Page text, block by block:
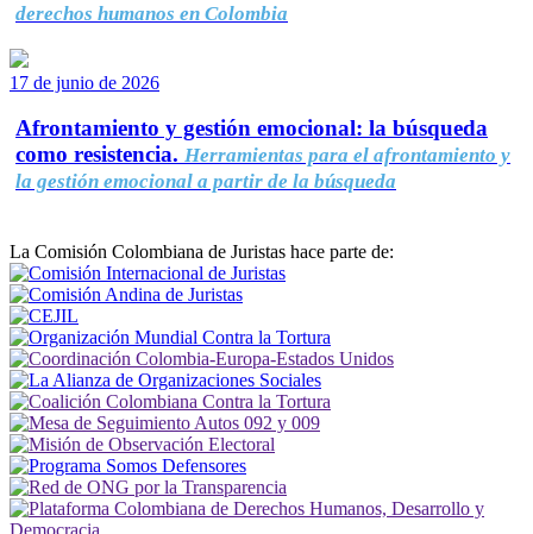
derechos humanos en Colombia
17 de junio de 2026
Afrontamiento y gestión emocional: la búsqueda
como resistencia. Herramientas para el afrontamiento y
la gestión emocional a partir de la búsqueda
La Comisión Colombiana de Juristas hace parte de: